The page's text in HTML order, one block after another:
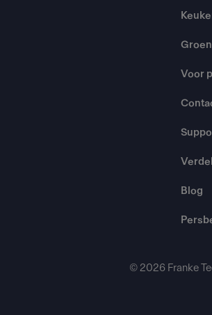
Voor
Blog
© 2026 Franke